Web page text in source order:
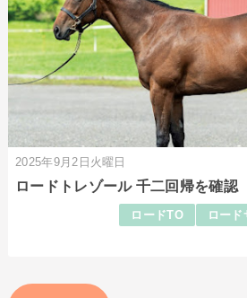
2025年9月2日火曜日
ロードトレゾール 千二回帰を確認
ロードTO
ロー